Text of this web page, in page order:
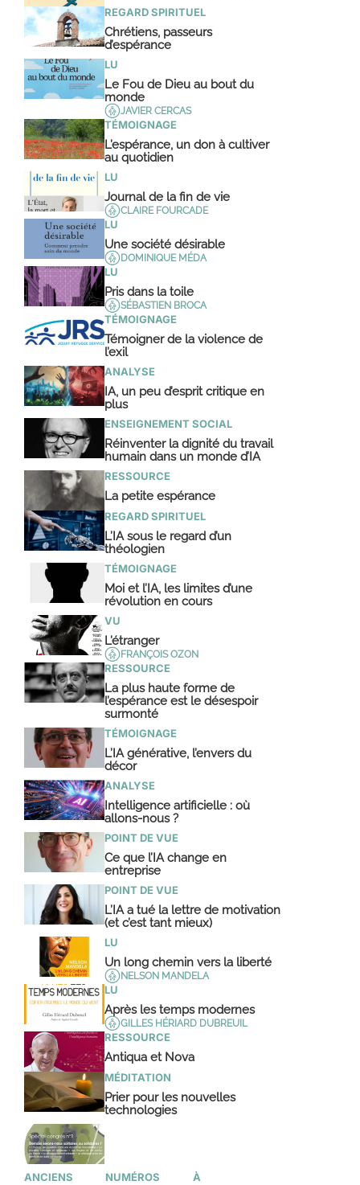
REGARD SPIRITUEL
Chrétiens, passeurs
d’espérance
LU
Le Fou de Dieu au bout du
monde
JAVIER CERCAS
TÉMOIGNAGE
L’espérance, un don à cultiver
au quotidien
LU
Journal de la fin de vie
CLAIRE FOURCADE
LU
Une société désirable
DOMINIQUE MÉDA
LU
Pris dans la toile
SÉBASTIEN BROCA
TÉMOIGNAGE
Témoigner de la violence de
l’exil
ANALYSE
IA, un peu d’esprit critique en
plus
ENSEIGNEMENT SOCIAL
Réinventer la dignité du travail
humain dans un monde d’IA
RESSOURCE
La petite espérance
REGARD SPIRITUEL
L’IA sous le regard d’un
théologien
TÉMOIGNAGE
Moi et l’IA, les limites d’une
révolution en cours
VU
L’étranger
FRANÇOIS OZON
RESSOURCE
La plus haute forme de
l’espérance est le désespoir
surmonté
TÉMOIGNAGE
L’IA générative, l’envers du
décor
ANALYSE
Intelligence artificielle : où
allons-nous ?
POINT DE VUE
Ce que l’IA change en
entreprise
POINT DE VUE
L’IA a tué la lettre de motivation
(et c’est tant mieux)
LU
Un long chemin vers la liberté
NELSON MANDELA
LU
Après les temps modernes
GILLES HÉRIARD DUBREUIL
RESSOURCE
Antiqua et Nova
MÉDITATION
Prier pour les nouvelles
technologies
ANCIENS NUMÉROS À